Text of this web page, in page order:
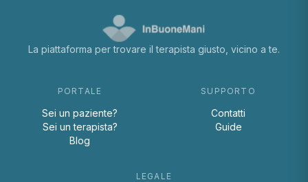
La piattaforma per trovare il terapista giusto, vicino a te.
PORTALE
Sei un paziente?
Sei un terapista?
Blog
SUPPORTO
Contatti
Guide
LEGALE